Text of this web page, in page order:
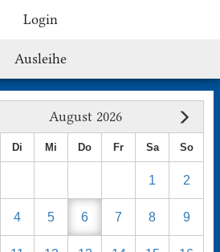
Login
Ausleihe
August 2026
Di Mi Do Fr Sa So
1 2
4 5 6 7 8 9